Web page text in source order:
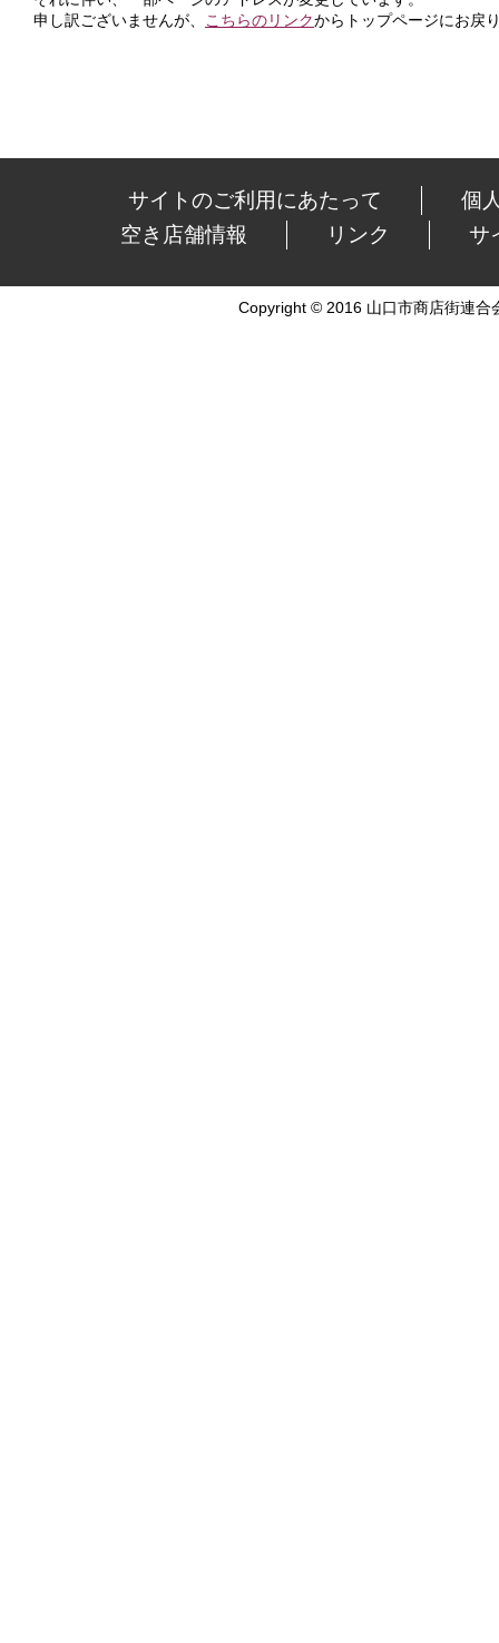
申し訳ございませんが、
こちらのリンクからトップページにお戻
サイトのご利用にあたって
個
空き店舗情報
リンク サ
Copyright © 2016 山口市商店街連合